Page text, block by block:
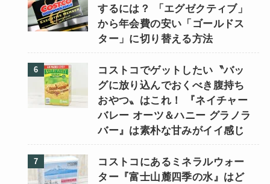
するには？ 「エグゼクティブ」
から年会費の安い「ゴールドス
ター」に切り替える方法
コストコでゲットしたい〝バッ
グに放り込んでおくべき腹持ち
おやつ〟はこれ！ 『ネイチャー
バレー オーツ＆ハニー グラノラ
バー』は素朴な甘みがイイ感じ
コストコにあるミネラルウォー
ター『富士山麓四季の水』はど